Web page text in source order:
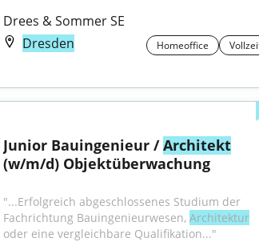
Drees & Sommer SE
Dresden
Homeoffice
Junior Bauingenieur / Architekt
(w/m/d) Objektüberwachung
"...Erfolgreich abgeschlossenes Studium der
Fachrichtung Bauingenieurwesen, Architektur
oder eine vergleichbare Qualifikation..."